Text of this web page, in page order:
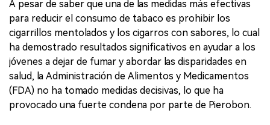
A pesar de saber que una de las medidas más efectivas
para reducir el consumo de tabaco es prohibir los
cigarrillos mentolados y los cigarros con sabores, lo cual
ha demostrado resultados significativos en ayudar a los
jóvenes a dejar de fumar y abordar las disparidades en
salud, la Administración de Alimentos y Medicamentos
(FDA) no ha tomado medidas decisivas, lo que ha
provocado una fuerte condena por parte de Pierobon.